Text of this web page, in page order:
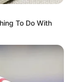
nőt
To Do With